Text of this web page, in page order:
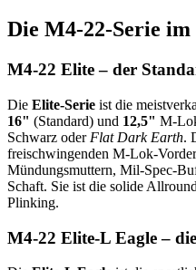
Die M4-22-Serie
M4-22 Elite – der
Die Elite-Serie ist die
16" (Standard) und 12,5" M-
Schwarz oder Flat Dark Earth.
freischwingenden M-Lok-
Mündungsmuttern, Mil-Spec-
Schaft. Sie ist die solide
Plinking.
M4-22 Elite-L Eagle –